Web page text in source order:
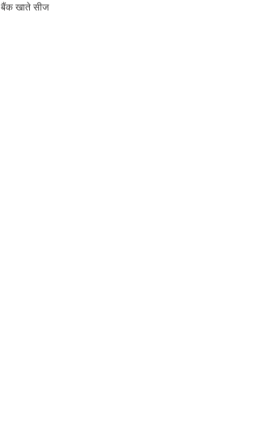
बैंक खाते सीज